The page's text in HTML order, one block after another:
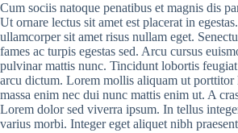
Cum sociis natoque penatibus et magnis dis
Ut ornare lectus sit amet est placerat in
ullamcorper sit amet risus nullam eget.
fames ac turpis egestas sed. Arcu cursus
pulvinar mattis nunc. Tincidunt lobortis
arcu dictum. Lorem mollis aliquam ut
massa enim nec dui nunc mattis enim ut. A
Lorem dolor sed viverra ipsum. In tellus
varius morbi. Integer eget aliquet nibh